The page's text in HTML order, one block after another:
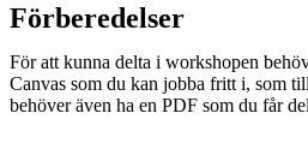
Förberedelser
För att kunna delta i workshopen
Canvas som du kan jobba fritt i, som
behöver även ha en PDF som du får